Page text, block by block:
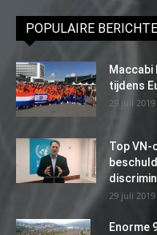
POPULAIRE
Maccabi
tijdens
29 juli 2019
Top VN-
29 juli 2019
Enorme